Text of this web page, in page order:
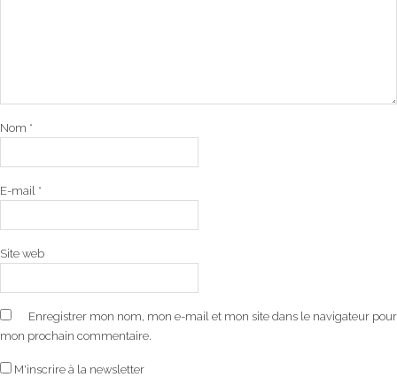
Nom *
E-mail *
Site web
Enregistrer mon nom, mon e-mail et mon site dans le navigateur pour
mon prochain commentaire.
M'inscrire à la newsletter